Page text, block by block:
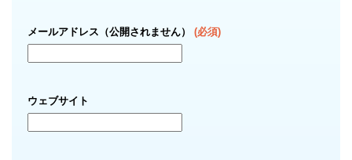
メールアドレス（公開されません） (必須)
ウェブサイト